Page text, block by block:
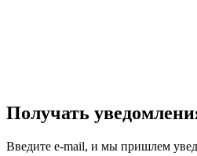
Получать
Введите e-mail, и мы пришлем